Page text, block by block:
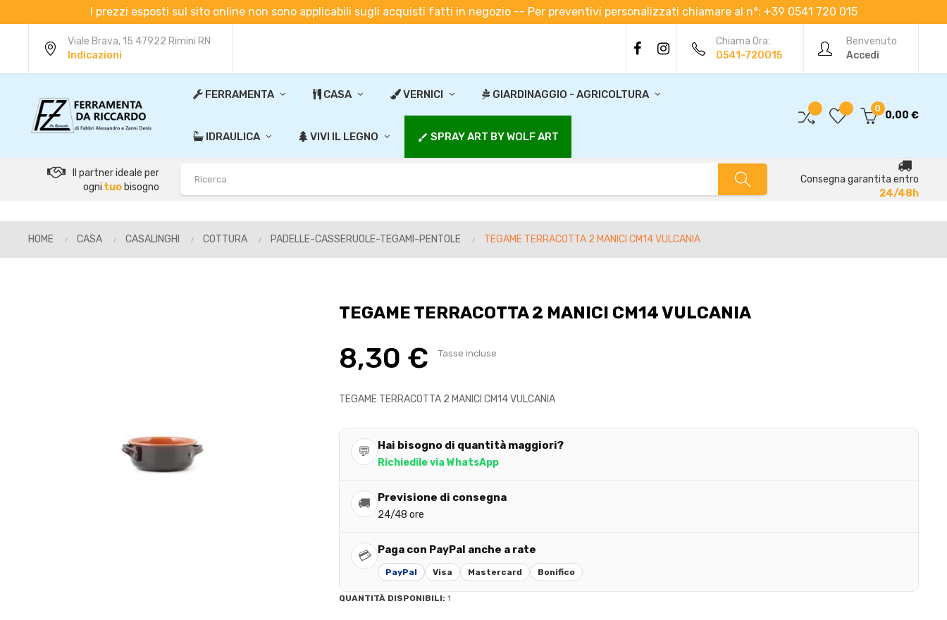
I prezzi esposti sul sito online non sono applicabili sugli acquisti fatti in negozio -- Per preventivi personalizzati chiamare al n°: +39 0541 720 015
Viale Brava, 15 47922 Rimini RN
Indicazioni
Benvenuto
Accedi
Chiama Ora:
0541-720015
FERRAMENTA CASA VERNICI GIARDINAGGIO - AGRICOLTURA
IDRAULICA VIVI IL LEGNO brush SPRAY ART BY WOLF ART
0
0,00 €
Il partner ideale per
ogni tuo bisogno
Consegna garantita entro
24/48h
HOME CASA CASALINGHI COTTURA PADELLE-CASSERUOLE-TEGAMI-PENTOLE TEGAME TERRACOTTA 2 MANICI CM14 VULCANIA
TEGAME TERRACOTTA 2 MANICI CM14 VULCANIA
8,30 € Tasse incluse
TEGAME TERRACOTTA 2 MANICI CM14 VULCANIA
💬 Hai bisogno di quantità maggiori?
Richiedile via WhatsApp
🚚 Previsione di consegna
24/48 ore
💳 Paga con PayPal anche a rate
PayPal Visa Mastercard Bonifico
QUANTITÀ DISPONIBILI: 1